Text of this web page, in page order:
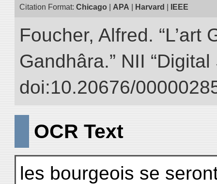
Citation Format: Chicago APA Harvard IEEE
Foucher, Alfred.
Gandhâra.” NII
doi:10.20676/
OCR Text
les bourgeois se